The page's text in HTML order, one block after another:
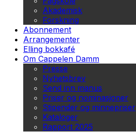
Akademisk
Forskning
Abonnement
Arrangementer
Elling bokkafé
Om Cappelen Damm
Presse
Nyhetsbrev
Send inn manus
Priser og nominasjoner
Stipender og minnepriser
Kataloger
Rapport 2025